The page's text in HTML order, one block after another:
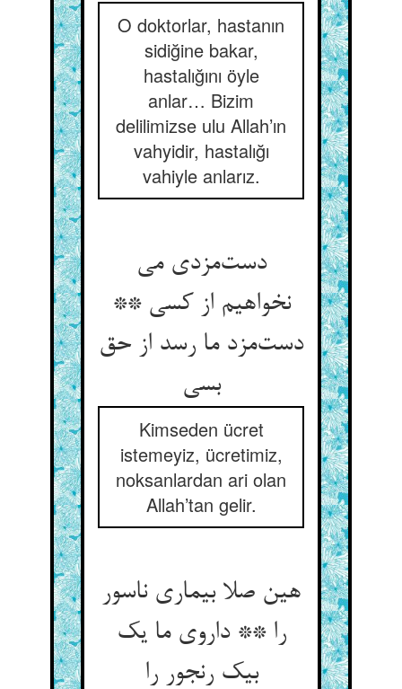
O doktorlar, hastanın
sidiğine bakar,
hastalığını öyle
anlar… Bizim
delilimizse ulu Allah’ın
vahyidir, hastalığı
vahiyle anlarız.
دست‌مزدی می
نخواهیم از کسی **
دست‌مزد ما رسد از حق
بسی
Kimseden ücret
istemeyiz, ücretimiz,
noksanlardan ari olan
Allah’tan gelir.
هین صلا بیماری ناسور
را ** داروی ما یک
بیک رنجور را